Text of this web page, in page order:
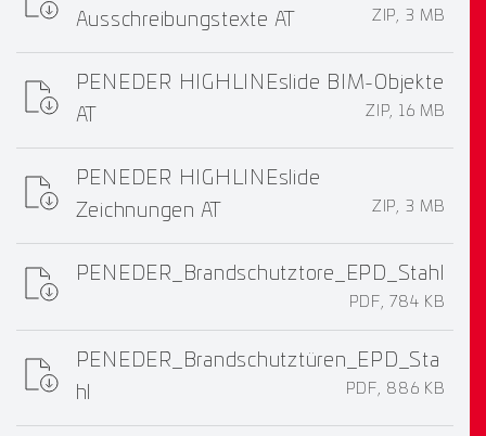
Ausschreibungstexte AT
ZIP, 3 MB
PENEDER HIGHLINEslide BIM-Objekte
AT
ZIP, 16 MB
PENEDER HIGHLINEslide
Zeichnungen AT
ZIP, 3 MB
PENEDER_Brandschutztore_EPD_Stahl
PDF, 784 KB
PENEDER_Brandschutztüren_EPD_Sta
hl
PDF, 886 KB